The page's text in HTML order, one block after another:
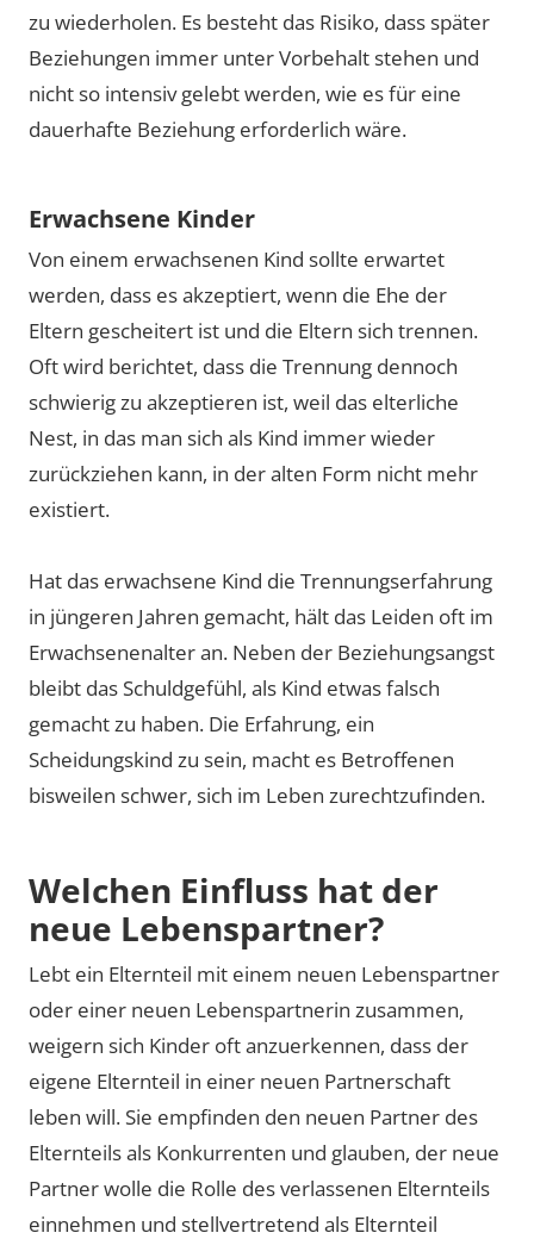
zu wiederholen. Es besteht das Risiko, dass später
Beziehungen immer unter Vorbehalt stehen und
nicht so intensiv gelebt werden, wie es für eine
dauerhafte Beziehung erforderlich wäre.
Erwachsene Kinder
Von einem erwachsenen Kind sollte erwartet
werden, dass es akzeptiert, wenn die Ehe der
Eltern gescheitert ist und die Eltern sich trennen.
Oft wird berichtet, dass die Trennung dennoch
schwierig zu akzeptieren ist, weil das elterliche
Nest, in das man sich als Kind immer wieder
zurückziehen kann, in der alten Form nicht mehr
existiert.
Hat das erwachsene Kind die Trennungserfahrung
in jüngeren Jahren gemacht, hält das Leiden oft im
Erwachsenenalter an. Neben der Beziehungsangst
bleibt das Schuldgefühl, als Kind etwas falsch
gemacht zu haben. Die Erfahrung, ein
Scheidungskind zu sein, macht es Betroffenen
bisweilen schwer, sich im Leben zurechtzufinden.
Welchen Einfluss hat der
neue Lebenspartner?
Lebt ein Elternteil mit einem neuen Lebenspartner
oder einer neuen Lebenspartnerin zusammen,
weigern sich Kinder oft anzuerkennen, dass der
eigene Elternteil in einer neuen Partnerschaft
leben will. Sie empfinden den neuen Partner des
Elternteils als Konkurrenten und glauben, der neue
Partner wolle die Rolle des verlassenen Elternteils
einnehmen und stellvertretend als Elternteil